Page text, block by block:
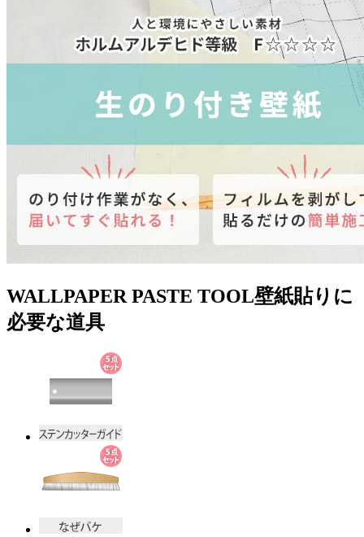
WALLPAPER PASTE TOOL壁紙貼りに
必要な道具